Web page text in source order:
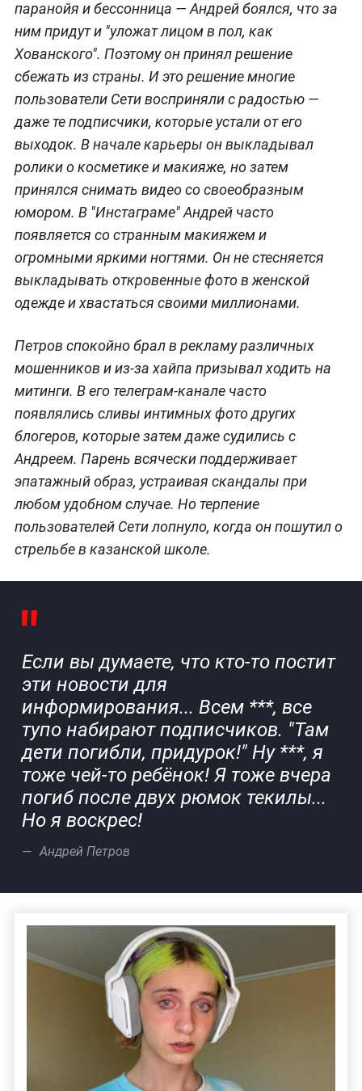
паранойя и бессонница — Андрей боялся, что за
ним придут и "уложат лицом в пол, как
Хованского". Поэтому он принял решение
сбежать из страны. И это решение многие
пользователи Сети восприняли с радостью —
даже те подписчики, которые устали от его
выходок. В начале карьеры он выкладывал
ролики о косметике и макияже, но затем
принялся снимать видео со своеобразным
юмором. В "Инстаграме" Андрей часто
появляется со странным макияжем и
огромными яркими ногтями. Он не стесняется
выкладывать откровенные фото в женской
одежде и хвастаться своими миллионами.
Петров спокойно брал в рекламу различных
мошенников и из-за хайпа призывал ходить на
митинги. В его телеграм-канале часто
появлялись сливы интимных фото других
блогеров, которые затем даже судились с
Андреем. Парень всячески поддерживает
эпатажный образ, устраивая скандалы при
любом удобном случае. Но терпение
пользователей Сети лопнуло, когда он пошутил о
стрельбе в казанской школе.
Если вы думаете, что кто-то постит
эти новости для
информирования... Всем ***, все
тупо набирают подписчиков. "Там
дети погибли, придурок!" Ну ***, я
тоже чей-то ребёнок! Я тоже вчера
погиб после двух рюмок текилы...
Но я воскрес!
Андрей Петров